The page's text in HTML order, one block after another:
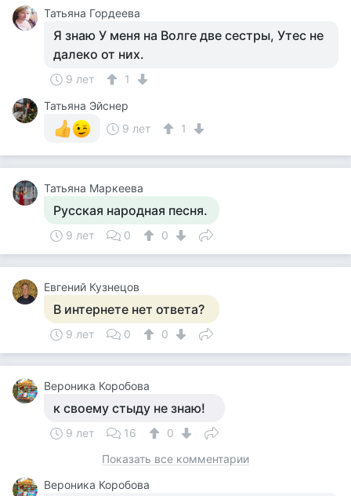
Татьяна Гордеева
Я знаю У меня на Волге две сестры, Утес не
далеко от них.
9 лет
1
Татьяна Эйснер
9 лет
1
Татьяна Маркеева
Русская народная песня.
9 лет 0 0
Евгений Кузнецов
В интернете нет ответа?
9 лет 0 0
Вероника Коробова
к своему стыду не знаю!
9 лет 16
0
Показать все комментарии
Вероника Коробова